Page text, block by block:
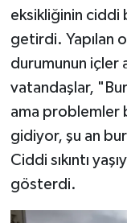
eksikliğinin ciddi
getirdi. Yapılan
durumunun içler
vatandaşlar,
ama problemler
gidiyor, şu an
Ciddi sıkıntı
gösterdi.